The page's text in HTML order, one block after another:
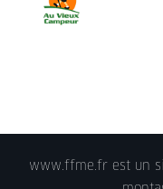
www.ffme.fr est un